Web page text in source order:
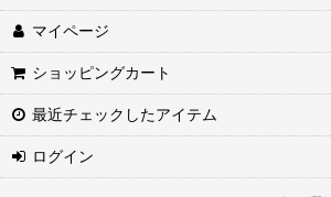
コニシ ボンド Gクリ
紙管巻出荷（合皮生
マイページ
ショッピングカート
最近チェックしたアイテム
ログイン